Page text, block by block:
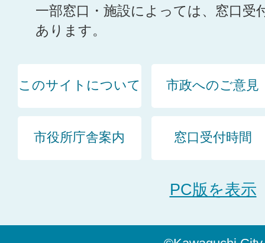
一部窓口・施設によっては、窓口受
あります。
このサイトについて 市政へのご意見
市役所庁舎案内 窓口受付時間
PC版を表示